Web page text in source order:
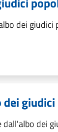
dei giudici
dei
dei